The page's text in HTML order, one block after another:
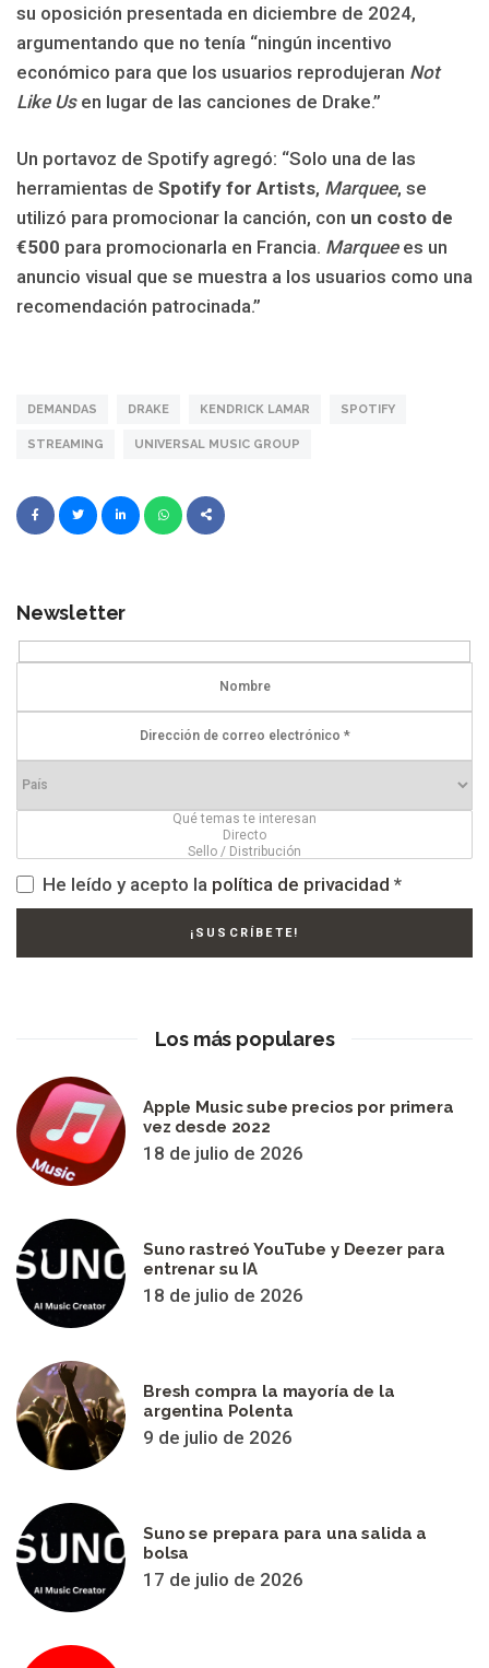
su oposición presentada en diciembre de 2024,
argumentando que no tenía “ningún incentivo
económico para que los usuarios reprodujeran Not
Like Usen lugar de las canciones de Drake.”
Un portavoz de Spotify agregó: “Solo una de las
herramientas de Spotify for Artists, Marquee, se
utilizó para promocionar la canción, con un costo de
€500 para promocionarla en Francia. Marqueees un
anuncio visual que se muestra a los usuarios como una
recomendación patrocinada.”
DEMANDAS DRAKE KENDRICK LAMAR SPOTIFY
STREAMING UNIVERSAL MUSIC GROUP
Newsletter
He leído y acepto la política de privacidad *
Los más populares
Apple Music sube precios por primera
vez desde 2022
18 de julio de 2026
Suno rastreó YouTube y Deezer para
entrenar su IA
18 de julio de 2026
Bresh compra la mayoría de la
argentina Polenta
9 de julio de 2026
Suno se prepara para una salida a
bolsa
17 de julio de 2026